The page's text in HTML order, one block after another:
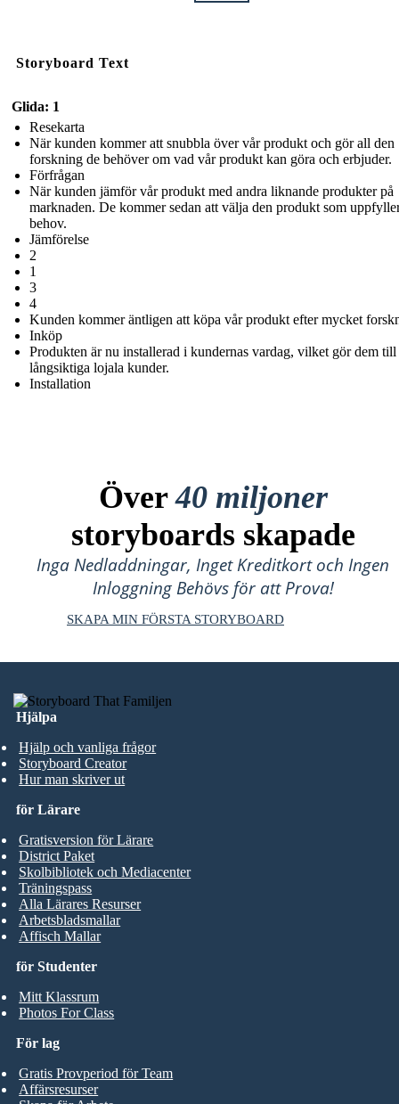
Storyboard Text
Glida: 1
Resekarta
När kunden kommer att snubbla över vår produkt och gör all den
forskning de behöver om vad vår produkt kan göra och erbjuder.
Förfrågan
När kunden jämför vår produkt med andra liknande produkter på
marknaden. De kommer sedan att välja den produkt som
behov.
Jämförelse
2
1
3
4
Kunden kommer äntligen att köpa vår produkt efter mycket
Inköp
Produkten är nu installerad i kundernas vardag, vilket gör dem till
långsiktiga lojala kunder.
Installation
Över40 miljoner
storyboards skapade
Inga Nedladdningar, Inget Kreditkort och Ingen
Inloggning Behövs för att Prova!
SKAPA MIN FÖRSTA STORYBOARD
Hjälpa
Hjälp och vanliga frågor
Storyboard Creator
Hur man skriver ut
för Studenter
Mitt Klassrum
Photos For Class
för Lärare
Gratisversion för Lärare
District Paket
Skolbibliotek och Mediacenter
Träningspass
Alla Lärares Resurser
Arbetsbladsmallar
Affisch Mallar
För lag
Gratis Provperiod för Team
Affärsresurser